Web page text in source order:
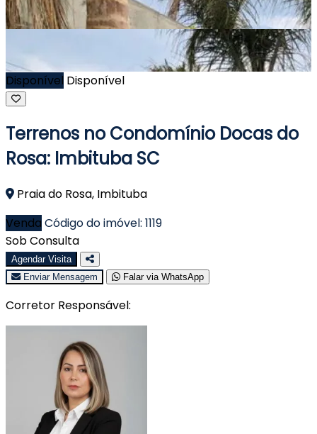
Disponível Disponível
Terrenos no Condomínio Docas do
Rosa: Imbituba SC
Praia do Rosa, Imbituba
Venda Código do imóvel: 1119
Sob Consulta
Agendar Visita
Enviar Mensagem
Falar via WhatsApp
Corretor Responsável: